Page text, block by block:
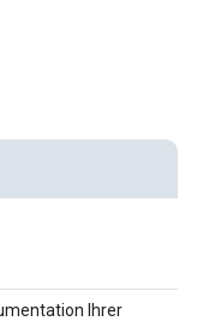
Ihrer